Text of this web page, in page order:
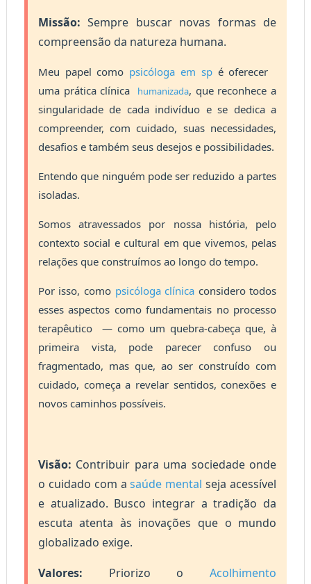
Missão: Sempre buscar novas formas de
compreensão da natureza humana.
Meu papel como psicóloga em spé oferecer
uma prática clínica humanizada, que reconhece a
singularidade de cada indivíduo e se dedica a
compreender, com cuidado, suas necessidades,
desafios e também seus desejos e possibilidades.
Entendo que ninguém pode ser reduzido a partes
isoladas.
Somos atravessados por nossa história, pelo
contexto social e cultural em que vivemos, pelas
relações que construímos ao longo do tempo.
Por isso, como psicóloga clínica considero todos
esses aspectos como fundamentais no processo
terapêutico — como um quebra-cabeça que, à
primeira vista, pode parecer confuso ou
fragmentado, mas que, ao ser construído com
cuidado, começa a revelar sentidos, conexões e
novos caminhos possíveis.
Visão: Contribuir para uma sociedade onde
o cuidado com asaúde mentalseja acessível
e atualizado. Busco integrar a tradição da
escuta atenta às inovações que o mundo
globalizado exige.
Valores: Priorizo oAcolhimento